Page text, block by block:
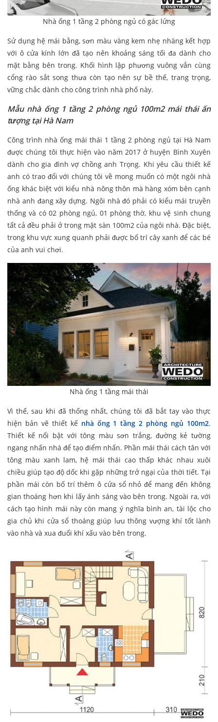
Nhà ống 1 tầng 2 phòng ngủ có gác lửng
Sử dụng hệ mái bằng, sơn màu vàng kem nhẹ nhàng kết hợp
với ô cửa kính lớn đã tạo nên khoảng sáng tối đa dành cho
mặt bằng bên trong. Khối hình lập phương vuông vắn cùng
cổng rào sắt song thưa còn tạo nên sự bề thế, trang trọng,
vững chắc dành cho công trình nhà phố này.
Mẫu nhà ống 1 tầng 2 phòng ngủ 100m2 mái thái ấn
tượng tại Hà Nam
Công trình nhà ống mái thái 1 tầng 2 phòng ngủ tại Hà Nam
được chúng tôi thực hiện vào năm 2017 ở huyện Bình Xuyên
dành cho gia đình vợ chồng anh Trọng. Khi yêu cầu thiết kế
anh có trao đổi với chúng tôi về mong muốn có một ngôi nhà
ống khác biệt với kiểu nhà nông thôn mà hàng xóm bên cạnh
nhà anh đang xây dựng. Ngôi nhà đó phải có kiểu mái truyền
thống và có 02 phòng ngủ, 01 phòng thờ, khu vệ sinh chung
tất cả đều phải ở trong mặt sàn 100m2 của ngôi nhà. Đặc biệt,
trong khu vực xung quanh phải được bố trí cây xanh để các bé
của anh vui chơi.
Nhà ống 1 tầng mái thái
Vì thế, sau khi đã thống nhất, chúng tôi đã bắt tay vào thực
hiện bản vẽ thiết kế nhà ống 1 tầng 2 phòng ngủ 100m2.
Thiết kế nổi bật với tông màu sơn trắng, đường kẻ tường
ngang nhấn nhá để tạo điểm nhấn. Phần mái thái cách tân với
tông màu xanh lam, hệ mái thái cao thấp khác nhau xuôi
chiều giúp tạo độ dốc khi gặp những trở ngại của thời tiết. Tại
phần mái còn bố trí thêm ô cửa sổ nhỏ để mang đến không
gian thoáng hơn khi lấy ánh sáng vào bên trong. Ngoài ra, với
cách tạo hình mái này còn mang ý nghĩa bình an, tài lộc cho
gia chủ khi cửa sổ thoáng giúp lưu thông vượng khí tốt lành
vào nhà và xua đuổi khí xấu vào bên trong.